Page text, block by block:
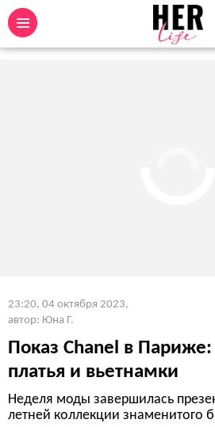
23:20, 04 октября 2023,
автор: Юна Г.
Показ Chanel в
платья и вьетнамки
Неделя моды завершилась
летней коллекции знаменитого